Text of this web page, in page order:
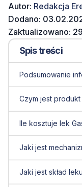
Autor: Redakcja
Dodano:
Zaktualizowano:
Spis treści
Podsumowanie
Czym jest
Ile kosztuje lek
Jaki jest
Jaki jest skład